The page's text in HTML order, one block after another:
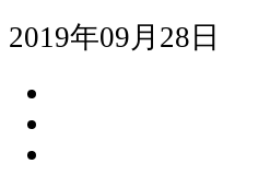
2019年09月28日